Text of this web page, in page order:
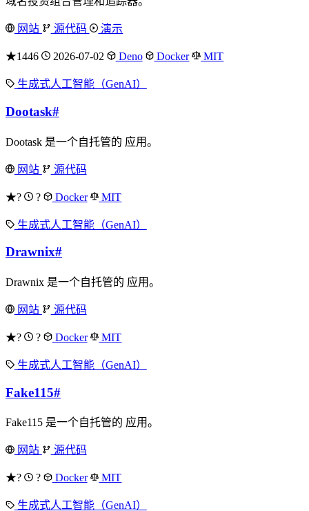
网站 源代码 演示
★1446 2026-07-02 Deno Docker MIT
生成式人工智能（GenAI）
Dootask#
Dootask 是一个自托管的 应用。
网站 源代码
★? ? Docker MIT
生成式人工智能（GenAI）
Drawnix#
Drawnix 是一个自托管的 应用。
网站 源代码
★? ? Docker MIT
生成式人工智能（GenAI）
Fake115#
Fake115 是一个自托管的 应用。
网站 源代码
★? ? Docker MIT
生成式人工智能（GenAI）